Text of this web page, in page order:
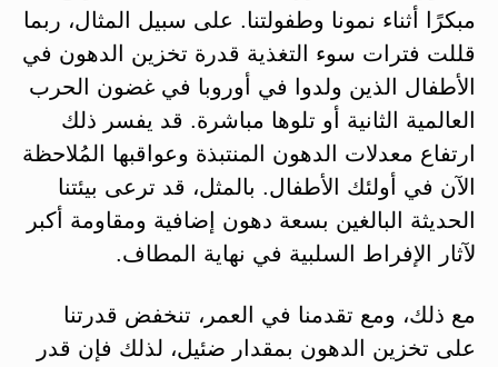
مبكرًا أثناء نمونا وطفولتنا. على سبيل المثال، ربما
قللت فترات سوء التغذية قدرة تخزين الدهون في
الأطفال الذين ولدوا في أوروبا في غضون الحرب
العالمية الثانية أو تلوها مباشرة. قد يفسر ذلك
ارتفاع معدلات الدهون المنتبذة وعواقبها المُلاحظة
الآن في أولئك الأطفال. بالمثل، قد ترعى بيئتنا
الحديثة البالغين بسعة دهون إضافية ومقاومة أكبر
لآثار الإفراط السلبية في نهاية المطاف.
مع ذلك، ومع تقدمنا في العمر، تنخفض قدرتنا
على تخزين الدهون بمقدار ضئيل، لذلك فإن قدر